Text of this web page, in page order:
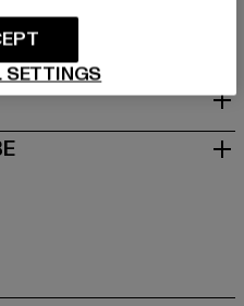
SETTINGS